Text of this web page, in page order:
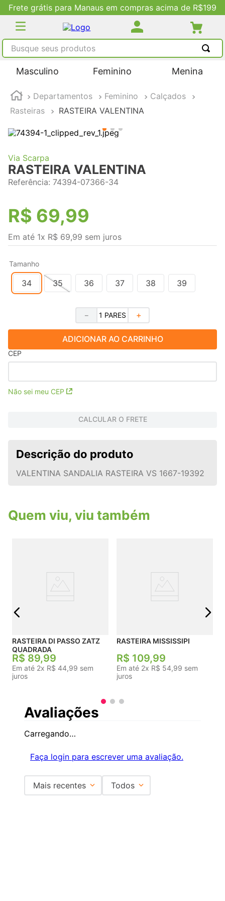
Frete grátis para Manaus em compras acima de R$199
Busque seus produtos
Masculino Feminino Menina
Departamentos Feminino
Calçados
Rasteiras
RASTEIRA VALENTINA
Via Scarpa
RASTEIRA VALENTINA
Referência: 74394-07366-34
R$ 69,99
Em até 1x R$ 69,99 sem juros
Tamanho
34 35 36 37 38 39
＋
－
ADICIONAR AO CARRINHO
CEP
Não sei meu CEP
CALCULAR O FRETE
Descrição do produto
VALENTINA SANDALIA RASTEIRA VS 1667-19392
Quem viu, viu também
RASTEIRA DI PASSO ZATZ
QUADRADA
R$ 89,99
Em até 2x R$ 44,99 sem
juros
RASTEIRA MISSISSIPI
R$ 109,99
Em até 2x R$ 54,99 sem
juros
Avaliações
Carregando…
Faça login para escrever uma avaliação.
Mais recentes Todos
TERMOS MAIS BUSCADOS
2
tenis feminino
4º
adidas
5º